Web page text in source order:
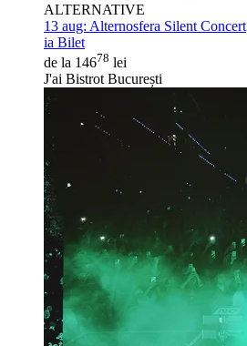
ALTERNATIVE
13 aug: Alternosfera Silent Concert
ia Bilet
de la 14678 lei
J'ai Bistrot București